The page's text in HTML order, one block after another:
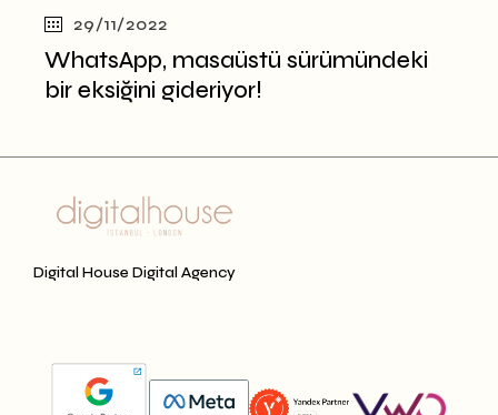
29/11/2022
WhatsApp, masaüstü sürümündeki
bir eksiğini gideriyor!
Digital House Digital Agency